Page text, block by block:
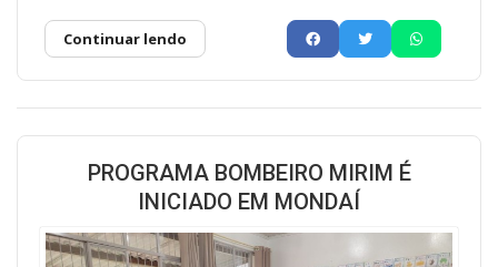
Continuar lendo
PROGRAMA BOMBEIRO MIRIM É
INICIADO EM MONDAÍ